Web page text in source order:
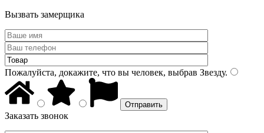
Вызвать замерщика
Пожалуйста, докажите, что вы человек, выбрав Звезду.
Заказать звонок